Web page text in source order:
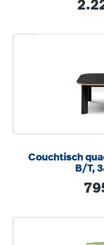
Couchtisch
B/T,